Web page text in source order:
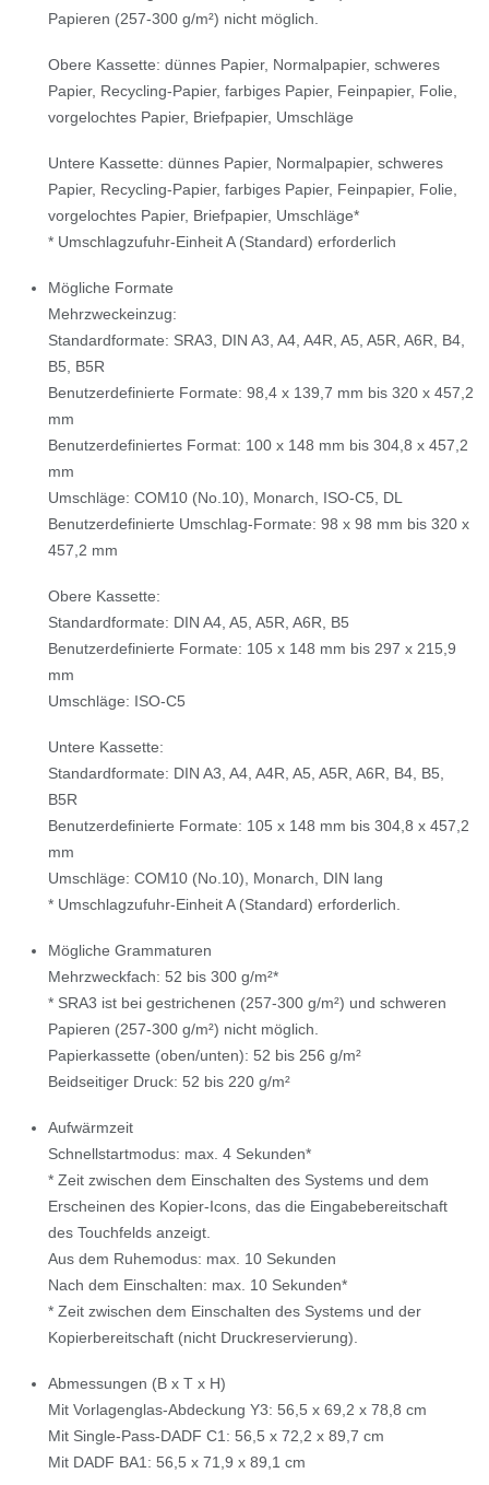
Papieren (257-300 g/m²) nicht möglich.
Obere Kassette: dünnes Papier, Normalpapier, schweres
Papier, Recycling-Papier, farbiges Papier, Feinpapier, Folie,
vorgelochtes Papier, Briefpapier, Umschläge
Untere Kassette: dünnes Papier, Normalpapier, schweres
Papier, Recycling-Papier, farbiges Papier, Feinpapier, Folie,
vorgelochtes Papier, Briefpapier, Umschläge*
* Umschlagzufuhr-Einheit A (Standard) erforderlich
Mögliche Formate
Mehrzweckeinzug:
Standardformate: SRA3, DIN A3, A4, A4R, A5, A5R, A6R, B4,
B5, B5R
Benutzerdefinierte Formate: 98,4 x 139,7 mm bis 320 x 457,2
mm
Benutzerdefiniertes Format: 100 x 148 mm bis 304,8 x 457,2
mm
Umschläge: COM10 (No.10), Monarch, ISO-C5, DL
Benutzerdefinierte Umschlag-Formate: 98 x 98 mm bis 320 x
457,2 mm
Obere Kassette:
Standardformate: DIN A4, A5, A5R, A6R, B5
Benutzerdefinierte Formate: 105 x 148 mm bis 297 x 215,9
mm
Umschläge: ISO-C5
Untere Kassette:
Standardformate: DIN A3, A4, A4R, A5, A5R, A6R, B4, B5,
B5R
Benutzerdefinierte Formate: 105 x 148 mm bis 304,8 x 457,2
mm
Umschläge: COM10 (No.10), Monarch, DIN lang
* Umschlagzufuhr-Einheit A (Standard) erforderlich.
Mögliche Grammaturen
Mehrzweckfach: 52 bis 300 g/m²*
* SRA3 ist bei gestrichenen (257-300 g/m²) und schweren
Papieren (257-300 g/m²) nicht möglich.
Papierkassette (oben/unten): 52 bis 256 g/m²
Beidseitiger Druck: 52 bis 220 g/m²
Aufwärmzeit
Schnellstartmodus: max. 4 Sekunden*
* Zeit zwischen dem Einschalten des Systems und dem
Erscheinen des Kopier-Icons, das die Eingabebereitschaft
des Touchfelds anzeigt.
Aus dem Ruhemodus: max. 10 Sekunden
Nach dem Einschalten: max. 10 Sekunden*
* Zeit zwischen dem Einschalten des Systems und der
Kopierbereitschaft (nicht Druckreservierung).
Abmessungen (B x T x H)
Mit Vorlagenglas-Abdeckung Y3: 56,5 x 69,2 x 78,8 cm
Mit Single-Pass-DADF C1: 56,5 x 72,2 x 89,7 cm
Mit DADF BA1: 56,5 x 71,9 x 89,1 cm